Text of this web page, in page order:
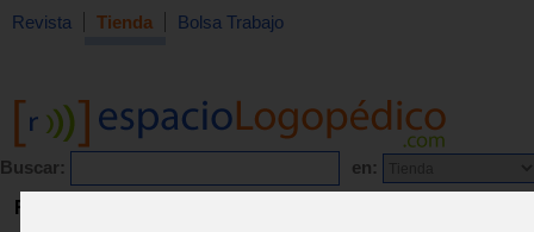
Revista Tienda Bolsa Trabajo
Buscar: en:
Revista